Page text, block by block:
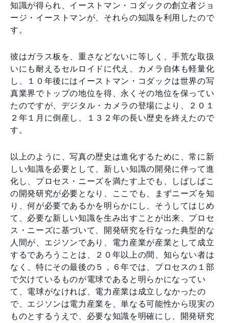
知識が得られ、イーストマン・コダックの創立者ジョ
ージ・イーストマンが、それらの知識を利用したので
す。
彼はガラス板を、重さなどないに等しく、手荒な取扱
いにも耐えるセルロイドに代え、カメラ自体も軽量化
し、１０年後にはイーストマン・コダックは世界の写
真業界でトップの地位を得、永くその地位を保ってい
たのですが、デジタル・カメラの登場により、２０１
２年１月に倒産し、１３２年の長い歴史を終えたので
す。
以上のように、写真の歴史は進化するために、常に新
しい知識を必要として、新しい知識の開発に伴って進
化し、プロセス・ニーズを満たす上でも、しばしばこ
の開発研究が必要となり、ここでも、まずニーズを知
り、何が必要であるかを明らかにし、そうしてはじめ
て、必要な新しい知識を生み出すことが出来、プロセ
ス・ニーズに基づいて、開発研究を行なった典型的な
人間が、エジソンであり、電力産業が産業として成立
するであろうことは、２０年以上の間、知らない者は
なく、特にその最後の５，６年では、プロセスの１部
で欠けているものが電球であると明らかになってい
て、電球がなければ、電力産業は成立しなかったの
で、エジソンは電力産業を、単なる可能性から現実の
ものとするうえで、必要な知識を明確にし、開発研究